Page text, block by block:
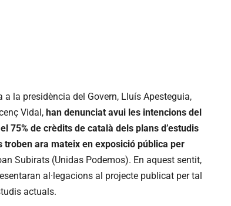
la presidència del Govern, Lluís Apesteguia,
Vidal, han denunciat avui les intencions del
75% de crèdits de català dels plans d’estudis
ara mateix en exposició pública per
Subirats (Unidas Podemos). En aquest sentit,
al·legacions al projecte publicat per tal
actuals.